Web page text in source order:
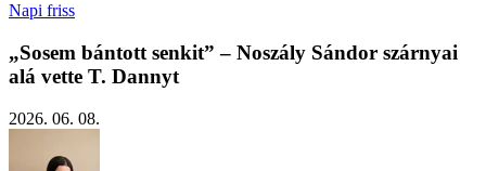
Napi friss
„Sosem bántott senkit” – Noszály Sándor szárnyai
alá vette T. Dannyt
2026. 06. 08.